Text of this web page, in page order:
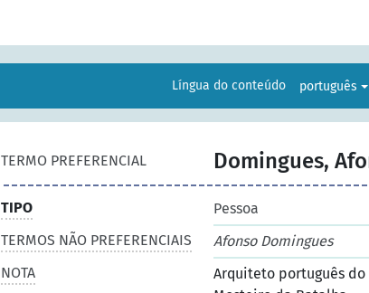
Língua do conteúdo português
TERMO PREFERENCIAL Domingues,
TIPO
Pessoa
TERMOS NÃO PREFERENCIAIS
Afonso Domingues
NOTA
Arquiteto português